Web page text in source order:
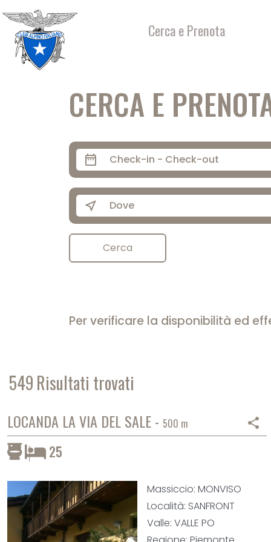
contenuto
Cerca e Prenota
CERCA E
date_range
near_me
Cerca
Per verificare la disponibilità ed
549Risultati trovati
LOCANDA LA VIA DEL SALE - 500 m share
25
Massiccio: MONVISO
Località: SANFRONT
Valle: VALLE PO